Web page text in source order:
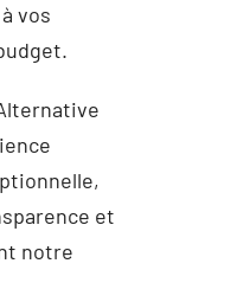
vos
et
notre